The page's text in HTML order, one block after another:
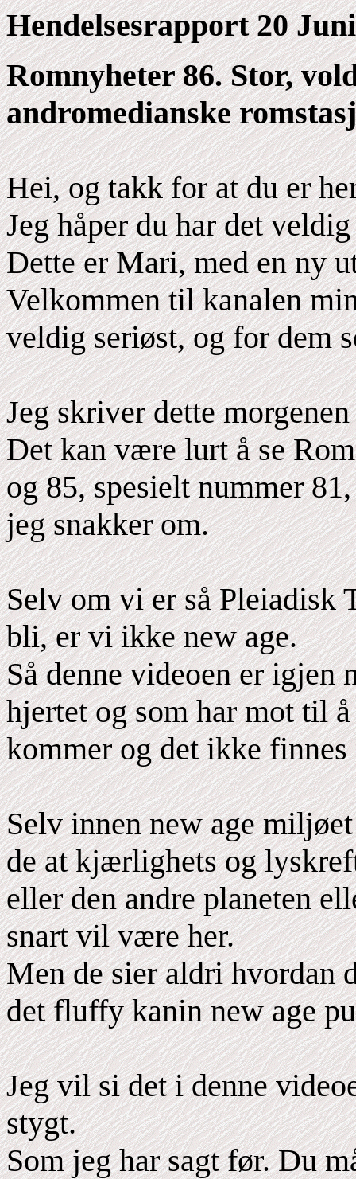
Hendelsesrapport 20
Romnyheter 86. Stor,
andromedianske
Hei, og takk for at du er
Jeg håper du har det
Dette er Mari, med en ny
Velkommen til kanalen
veldig seriøst, og for dem
Jeg skriver dette
Det kan være lurt å se
og 85, spesielt nummer
jeg snakker om.
Selv om vi er så Pleiadisk
bli, er vi ikke new age.
Så denne videoen er igjen
hjertet og som har mot til
kommer og det ikke finnes
Selv innen new age
de at kjærlighets og
eller den andre planeten
snart vil være her.
Men de sier aldri hvordan
det fluffy kanin new age
Jeg vil si det i denne
stygt.
Som jeg har sagt før. Du